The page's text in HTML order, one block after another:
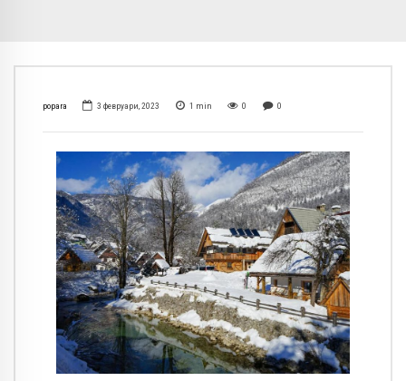
popara 3 февруари, 2023 1 min 0 0